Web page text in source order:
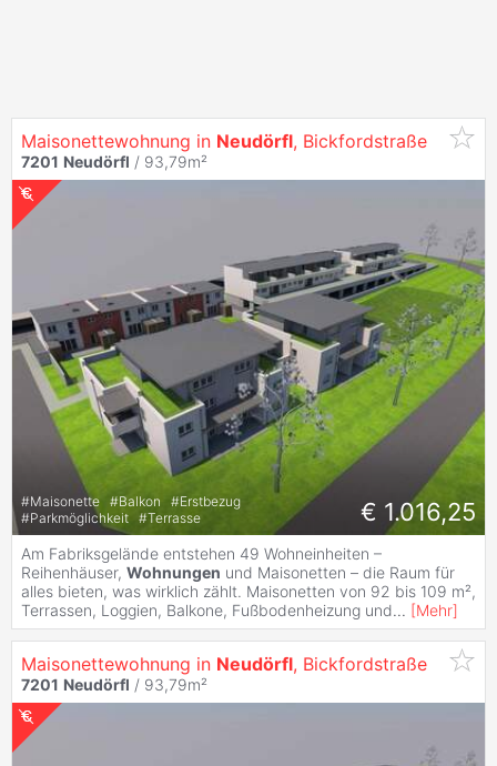
Maisonettewohnung in Neudörfl, Bickfordstraße
7201 Neudörfl / 93,79m²
#Maisonette #Balkon #Erstbezug
#Parkmöglichkeit #Terrasse € 1.016,25
Am Fabriksgelände entstehen 49 Wohneinheiten –
Reihenhäuser, Wohnungen und Maisonetten – die Raum für
alles bieten, was wirklich zählt. Maisonetten von 92 bis 109 m²,
Terrassen, Loggien, Balkone, Fußbodenheizung und... [Mehr]
Maisonettewohnung in Neudörfl, Bickfordstraße
7201 Neudörfl / 93,79m²